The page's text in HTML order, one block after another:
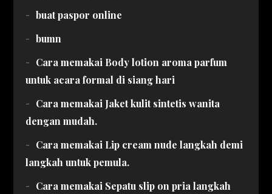
buat paspor online
bumn
Cara memakai Body lotion aroma parfum
untuk acara formal di siang hari
Cara memakai Jaket kulit sintetis wanita
dengan mudah.
Cara memakai Lip cream nude langkah demi
langkah untuk pemula.
Cara memakai Sepatu slip on pria langkah